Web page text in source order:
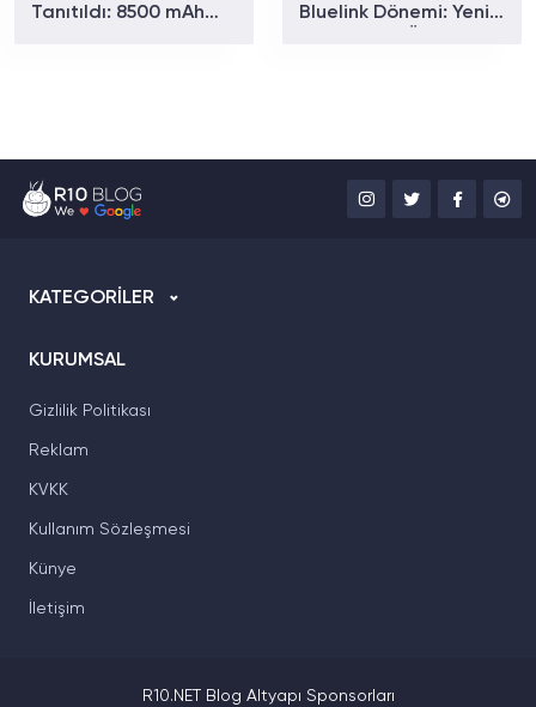
Tanıtıldı: 8500 mAh
Bluelink Dönemi: Yeni
KATEGORİLER
KURUMSAL
Gizlilik Politikası
Reklam
KVKK
Kullanım Sözleşmesi
Künye
İletişim
R10.NET Blog Altyapı Sponsorları